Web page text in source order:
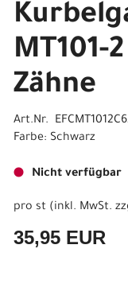
MT101-
Zähne
Art.Nr.
Farbe: Schwarz
Nicht verfügbar
pro st (inkl. MwSt.
35,95 EUR